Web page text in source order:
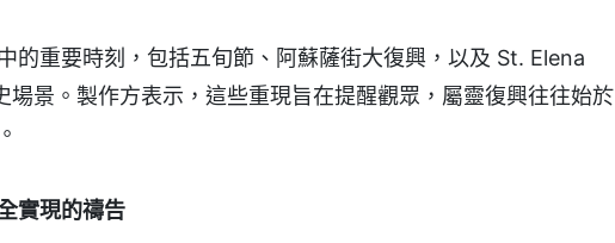
的重要時刻，包括五旬節、阿蘇薩街大復興，以及 St. Elena
場景。製作方表示，這些重現旨在提醒觀眾，屬靈復興往往始於
實現的禱告